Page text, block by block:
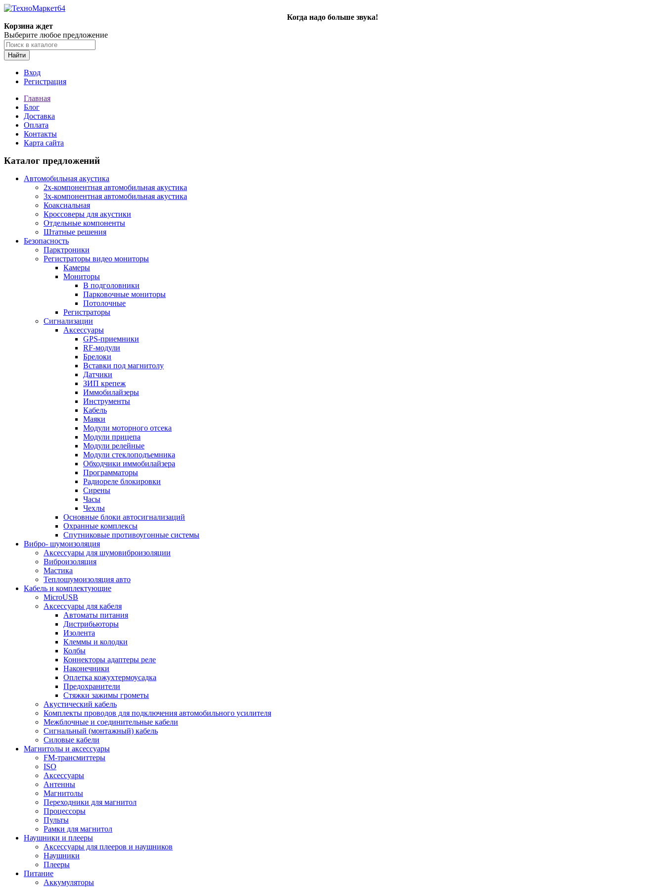
Когда надо больше звука!
Корзина ждет
Выберите любое предложение
Найти
Вход
Регистрация
Главная
Блог
Доставка
Оплата
Контакты
Карта сайта
Каталог предложений
Автомобильная акустика
2х-компонентная автомобильная акустика
3х-компонентная автомобильная акустика
Коаксиальная
Кроссоверы для акустики
Отдельные компоненты
Штатные решения
Безопасность
Парктроники
Регистраторы видео мониторы
Камеры
Мониторы
В подголовники
Парковочные мониторы
Потолочные
Регистраторы
Сигнализации
Аксессуары
GPS-приемники
RF-модули
Брелоки
Вставки под магнитолу
Датчики
ЗИП крепеж
Иммобилайзеры
Инструменты
Кабель
Маяки
Модули моторного отсека
Модули прицепа
Модули релейные
Модули стеклоподъемника
Обходчики иммобилайзера
Программаторы
Радиореле блокировки
Сирены
Часы
Чехлы
Основные блоки автосигнализаций
Охранные комплексы
Спутниковые противоугонные системы
Вибро- шумоизоляция
Аксессуары для шумовиброизоляции
Виброизоляция
Мастика
Теплошумоизоляция авто
Кабель и комплектующие
MicroUSB
Аксессуары для кабеля
Автоматы питания
Дистрибьюторы
Изолента
Клеммы и колодки
Колбы
Коннекторы адаптеры реле
Наконечники
Оплетка кожухтермоусадка
Предохранители
Стяжки зажимы грометы
Акустический кабель
Комплекты проводов для подключения автомобильного усилителя
Межблочные и соединительные кабели
Сигнальный (монтажный) кабель
Силовые кабели
Магнитолы и аксессуары
FM-трансмиттеры
ISO
Аксессуары
Антенны
Магнитолы
Переходники для магнитол
Процессоры
Пульты
Рамки для магнитол
Наушники и плееры
Аксессуары для плееров и наушников
Наушники
Плееры
Питание
Аккумуляторы